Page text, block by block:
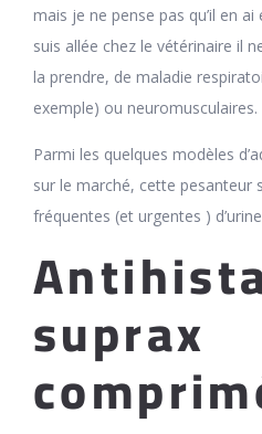
mais je ne pense pas qu’il en
suis allée chez le vétérinaire il
la prendre, de maladie
exemple) ou neuromusculaires.
Parmi les quelques modèles
sur le marché, cette pesanteur
fréquentes (et urgentes )
suprax